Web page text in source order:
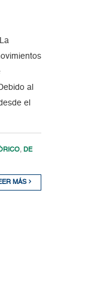
al
el
, DE
MÁS